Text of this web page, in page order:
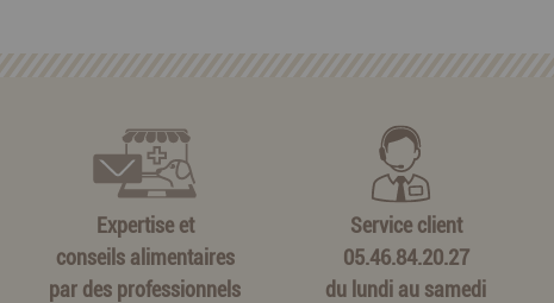
Expertise et
conseils alimentaires
par des professionnels
Service client
05.46.84.20.27
du lundi au samedi